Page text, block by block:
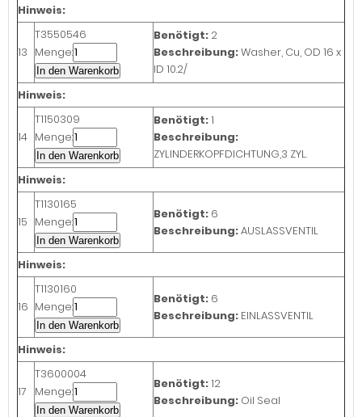
Hinweis:
13
T3550546
Menge:
In den Warenkorb
Benötigt: 2
Beschreibung:Washer, Cu, OD 16 x
ID 10.2/
Hinweis:
14
T1150309
Menge:
In den Warenkorb
Benötigt:1
Beschreibung:
ZYLINDERKOPFDICHTUNG,3 ZYL.
Hinweis:
15
T1130165
Menge:
In den Warenkorb
Benötigt: 6
Beschreibung:AUSLASSVENTIL
Hinweis:
16
T1130160
Menge:
In den Warenkorb
Benötigt: 6
Beschreibung: EINLASSVENTIL
Hinweis:
17
T3600004
Menge:
In den Warenkorb
Benötigt:12
Beschreibung: Oil Seal